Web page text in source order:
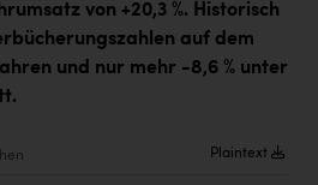
von +20,3 %. Historisch
auf dem
und nur mehr -8,6 % unter
Plaintext